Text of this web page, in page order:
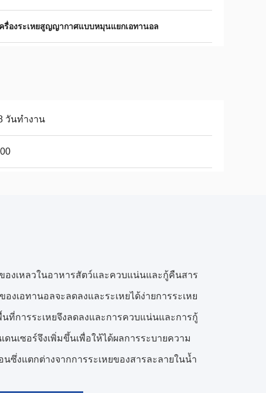
รื่องระเหยสูญญากาศแบบหมุนแยกเอทานอล
วันทำงาน
องเหลวในอาหารสัตว์และควบแน่นและกู้คืนสาร
เอทานอลจะลดลงและระเหยได้ง่ายการระเหย
ที่การระเหยจึงลดลงและการควบแน่นและการกู้
เซอร์จึงเพิ่มขึ้นเพื่อให้ได้ผลการระบายความ
งแตกต่างจากการระเหยของสารละลายในน้ำ